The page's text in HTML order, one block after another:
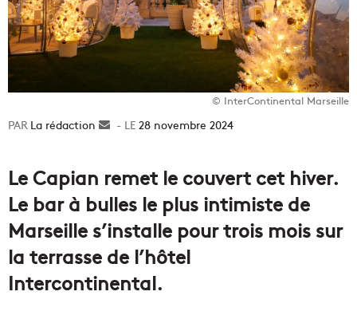
© InterContinental Marseille
La rédaction
Envoyer28 novembre 2024
Le Capian remet le couvert cet hiver.
Le bar à bulles le plus intimiste de
Marseille s’installe pour trois mois sur
la terrasse de l’hôtel
Intercontinental.